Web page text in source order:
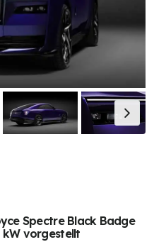
Spectre Black Badge
vorgestellt